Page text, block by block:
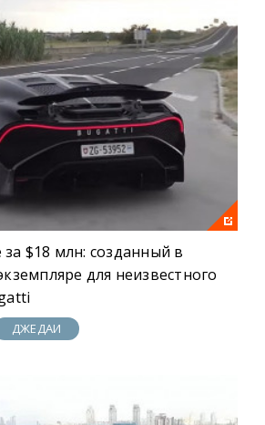
$18 млн: созданный в
для неизвестного
ДЖЕДАИ